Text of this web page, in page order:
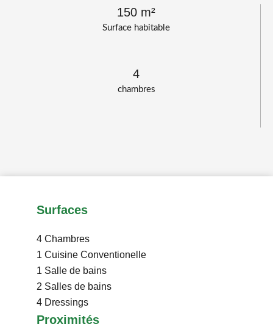
Surface habitable
150 m²
chambres
4
Surfaces
4 Chambres
1 Cuisine Conventionelle
1 Salle de bains
2 Salles de bains
4 Dressings
Proximités